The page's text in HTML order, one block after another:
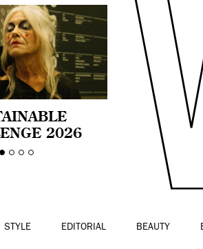
2026
LA
STYLE EDITORIAL BEAUTY